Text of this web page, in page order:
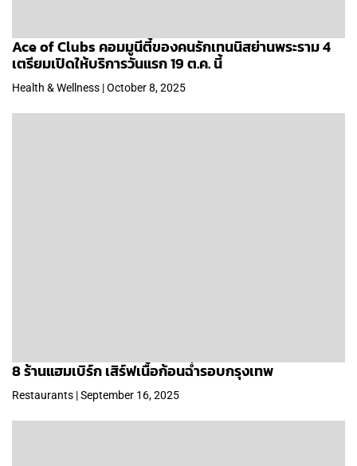
Ace of Clubs คอมมูนีตี้ของคนรักเทนนิสย่านพระราม 4
เตรียมเปิดให้บริการวันแรก 19 ต.ค. นี้
Health & Wellness | October 8, 2025
8 ร้านแฮมเบิร์ก เสิร์ฟเนื้อก้อนฉ่ำรอบกรุงเทพ
Restaurants | September 16, 2025